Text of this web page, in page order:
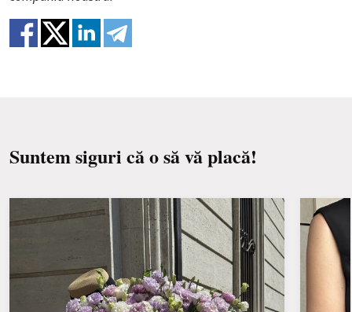
sau la două zile.
Suntem siguri că o să vă placă!